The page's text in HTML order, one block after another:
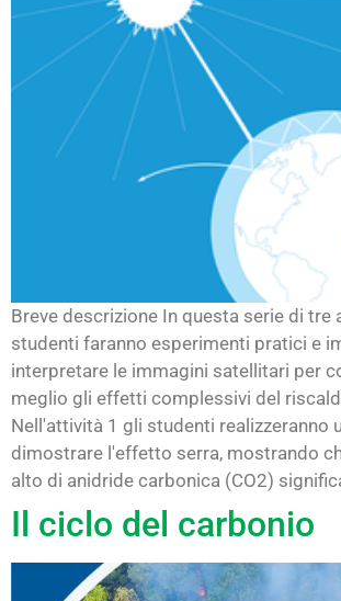
Breve descrizione In questa serie di tre
studenti faranno esperimenti pratici e
interpretare le immagini satellitari per
meglio gli effetti complessivi del
Nell'attività 1 gli studenti realizzeranno
dimostrare l'effetto serra, mostrando
alto di anidride carbonica (CO2)
Il ciclo del carbonio